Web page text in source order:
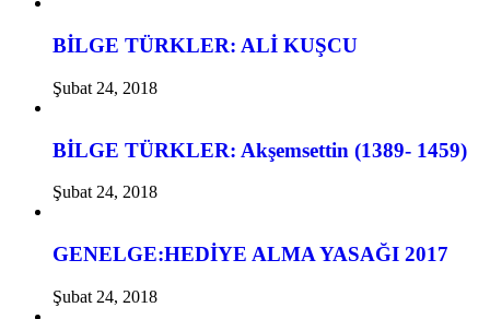
BİLGE TÜRKLER: ALİ KUŞCU
Şubat 24, 2018
BİLGE TÜRKLER: Akşemsettin (1389- 1459)
Şubat 24, 2018
GENELGE:HEDİYE ALMA YASAĞI 2017
Şubat 24, 2018